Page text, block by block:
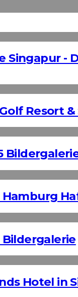
Singapur -
Resort
Bildergalerie
Hotel in